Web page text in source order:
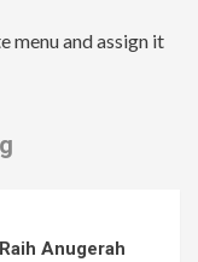
menu and assign it
Anugerah